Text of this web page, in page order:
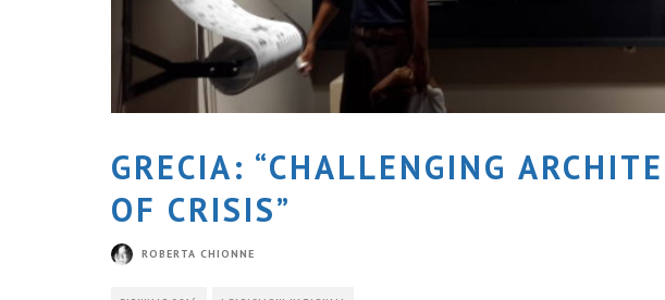
GRECIA: “CHALLENGING
OF CRISIS”
ROBERTA CHIONNE